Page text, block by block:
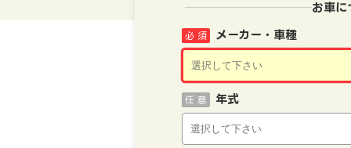
お車に
メーカー・車種
必 須
年式
任 意